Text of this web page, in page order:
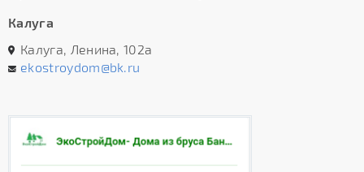
Калуга
Калуга, Ленина, 102а
ekostroydom@bk.ru